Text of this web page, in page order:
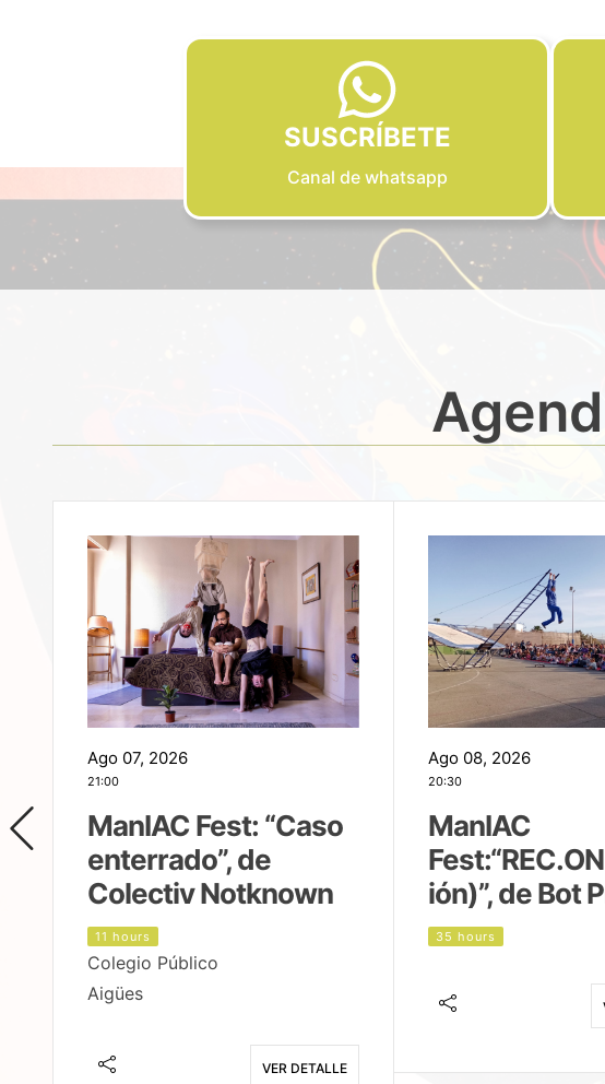
SUSCRÍBETE
Canal de whatsapp
Ago 07, 2026
21:00
ManIAC Fest: “Caso
enterrado”, de
Colectiv Notknown
11 hours
Colegio Público
Aigües
VER DETALLE
Ago 08, 2026
20:30
ManIAC
ión)”, de Bot
35 hours